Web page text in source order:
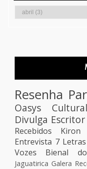
Resenha
Oasys Cultural
Divulga Escritor
Recebidos
Kiron
Entrevista 7 Letras
Vozes
Bienal
Jaguatirica Galera